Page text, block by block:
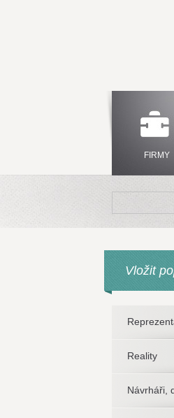
FIRMY
Vložit
Reality
Návrháři,